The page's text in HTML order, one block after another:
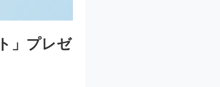
」プレゼ